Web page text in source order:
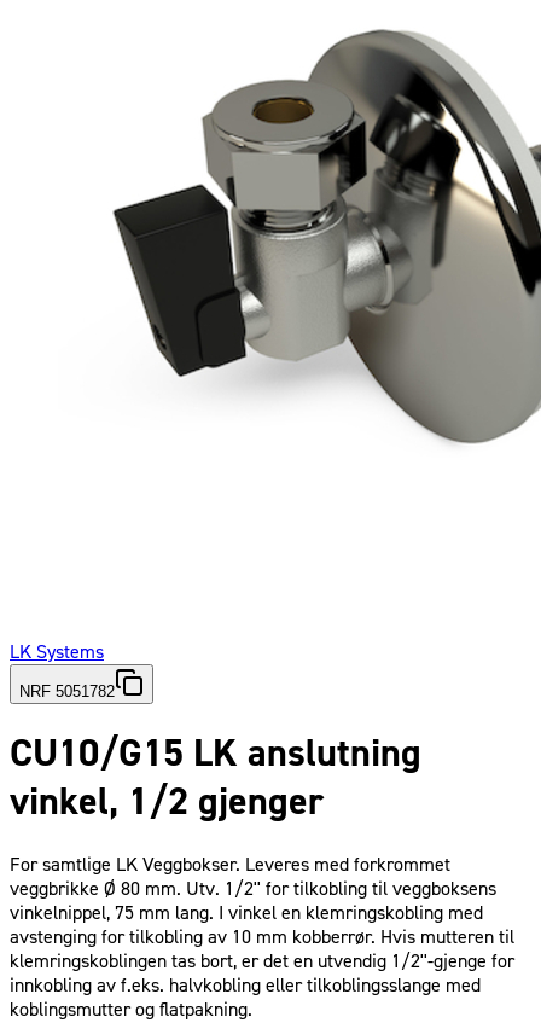
LK Systems
NRF 5051782
CU10/G15 LK anslutning
vinkel, 1/2 gjenger
For samtlige LK Veggbokser. Leveres med forkrommet
veggbrikke Ø 80 mm. Utv. 1/2'' for tilkobling til veggboksens
vinkelnippel, 75 mm lang. I vinkel en klemringskobling med
avstenging for tilkobling av 10 mm kobberrør. Hvis mutteren til
klemringskoblingen tas bort, er det en utvendig 1/2''-gjenge for
innkobling av f.eks. halvkobling eller tilkoblingsslange med
koblingsmutter og flatpakning.